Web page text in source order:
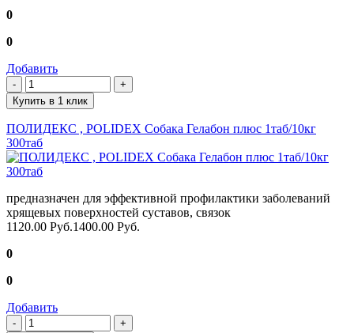
0
0
Добавить
Купить в 1 клик
ПОЛИДЕКС , POLIDEX Собака Гелабон плюс 1таб/10кг
300таб
предназначен для эффективной профилактики заболеваний
хрящевых поверхностей суставов, связок
1120.00 Руб.1400.00 Руб.
0
0
Добавить